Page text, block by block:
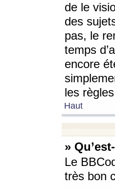
de le
des
pas, le
temps
encore
les
Haut
»
Le
très bon